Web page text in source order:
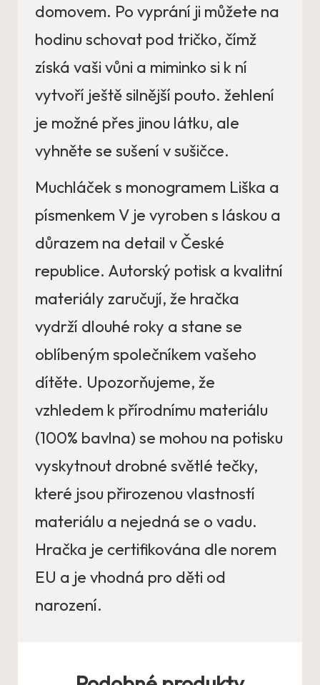
domovem. Po vyprání ji můžete na
hodinu schovat pod tričko, čímž
získá vaši vůni a miminko si k ní
vytvoří ještě silnější pouto. žehlení
je možné přes jinou látku, ale
vyhněte se sušení v sušičce.
Muchláček s monogramem Liška a
písmenkem V je vyroben s láskou a
důrazem na detail v České
republice. Autorský potisk a kvalitní
materiály zaručují, že hračka
vydrží dlouhé roky a stane se
oblíbeným společníkem vašeho
dítěte. Upozorňujeme, že
vzhledem k přírodnímu materiálu
(100% bavlna) se mohou na potisku
vyskytnout drobné světlé tečky,
které jsou přirozenou vlastností
materiálu a nejedná se o vadu.
Hračka je certifikována dle norem
EU a je vhodná pro děti od
narození.